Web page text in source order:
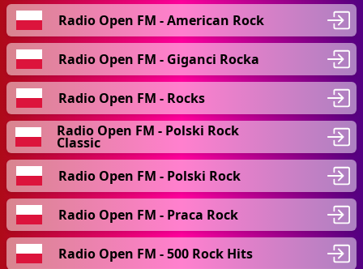
Radio Open FM - American Rock
Radio Open FM - Giganci Rocka
Radio Open FM - Rocks
Radio Open FM - Polski Rock
Classic
Radio Open FM - Polski Rock
Radio Open FM - Praca Rock
Radio Open FM - 500 Rock Hits